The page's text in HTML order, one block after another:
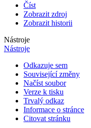
Číst
Zobrazit zdroj
Zobrazit historii
Nástroje
Nástroje
Odkazuje sem
Související změny
Načíst soubor
Verze k tisku
Trvalý odkaz
Informace o stránce
Citovat stránku